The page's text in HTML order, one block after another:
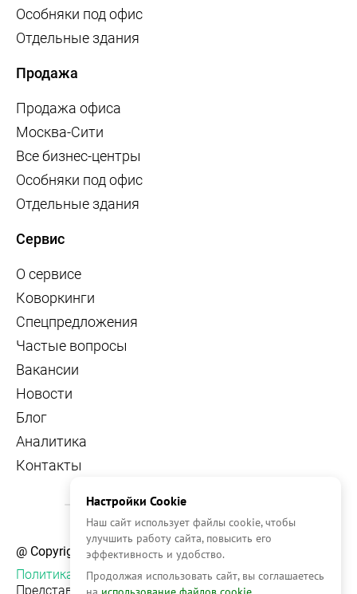
Особняки под офис
Отдельные здания
Продажа
Продажа офиса
Москва-Сити
Все бизнес-центры
Особняки под офис
Отдельные здания
Сервис
О сервисе
Коворкинги
Спецпредложения
Частые вопросы
Вакансии
Новости
Блог
Аналитика
Контакты
@ Copyright, 2026 OFFICE NAVIGATOR
Политика конфиденциальности
Представленная на сайте информация, в т.ч.
Настройки Cookie
Наш сайт использует файлы cookie, чтобы
улучшить работу сайта, повысить его
эффективность и удобство.
Продолжая использовать сайт, вы соглашаетесь